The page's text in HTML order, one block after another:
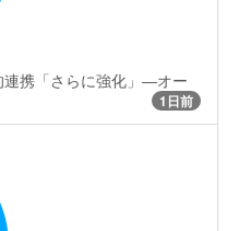
携「さらに強化」―オー
1日前